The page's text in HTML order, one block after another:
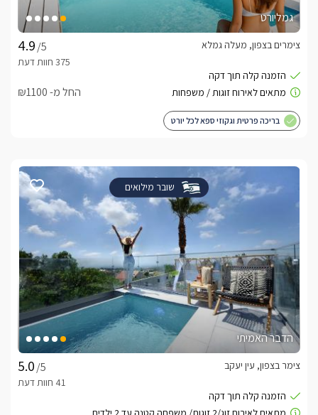
גמליורט
/5
צימרים בצפון, מעלה גמלא
החל מ- ₪1100
בריכה פרטית וגקוזי ספא לכל יורט
שובר מילואים
הדבר האמיתי
/5
צימר בצפון, עין יעקב